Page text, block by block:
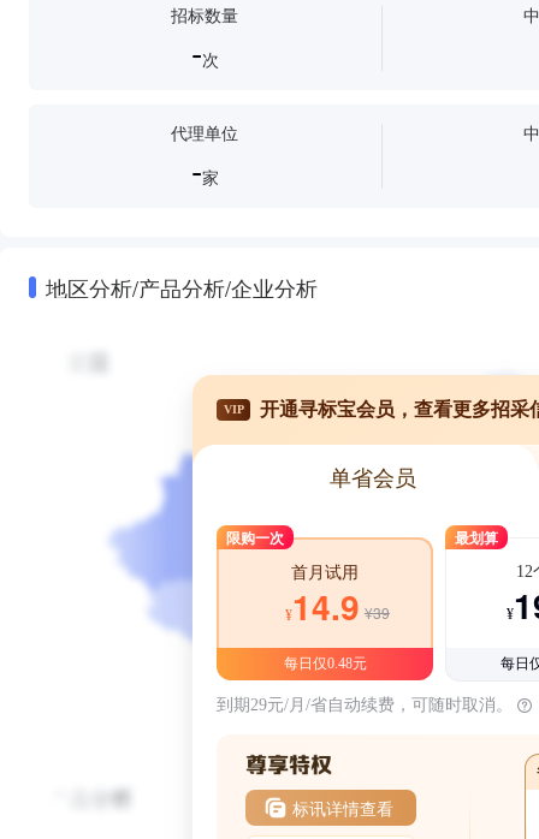
招标数量
-次
代理单位
-家
地区分析/产品分析/企业分析
VIP 开通寻标宝会员，查看更多招采
单省会员
限购一次
首月试用
¥14.9 ¥39
每日仅0.48元
最划算
12
¥
每日
到期29元/月/省自动续费，可随时取消。
标讯详情查看